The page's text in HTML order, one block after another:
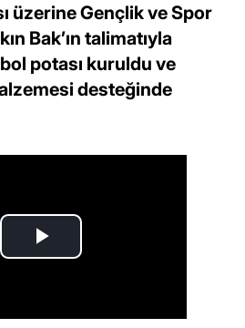
üzerine Gençlik ve Spor
Bak’ın talimatıyla
potası kuruldu ve
desteğinde